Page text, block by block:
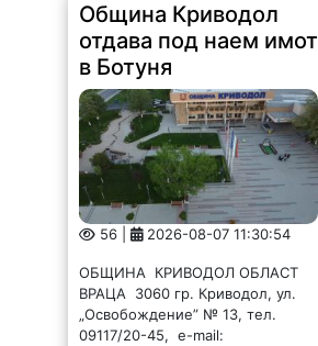
Община Криводол
отдава под наем имот
в Ботуня
56 | 2026-08-07 11:30:54
ОБЩИНА КРИВОДОЛ ОБЛАСТ
ВРАЦА 3060 гр. Криводол, ул.
„Освобождение” № 13, тел.
09117/20-45, e-mail: